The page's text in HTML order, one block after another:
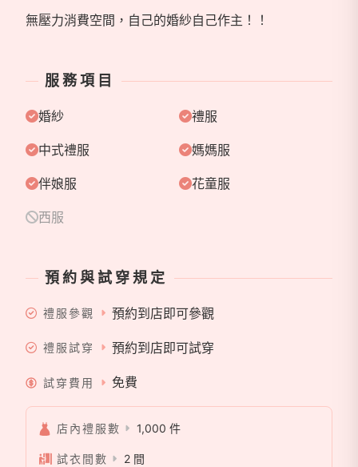
無壓力消費空間，自己的婚紗自己作主！！
服務項目
婚紗 禮服
中式禮服 媽媽服
伴娘服 花童服
西服
預約與試穿規定
禮服參觀 預約到店即可參觀
禮服試穿 預約到店即可試穿
試穿費用 免費
店內禮服數 1,000 件
試衣間數 2 間